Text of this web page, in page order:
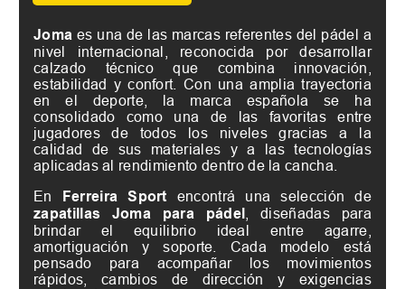
Joma es una de las marcas referentes del pádel a
nivel internacional, reconocida por desarrollar
calzado técnico que combina innovación,
estabilidad y confort. Con una amplia trayectoria
en el deporte, la marca española se ha
consolidado como una de las favoritas entre
jugadores de todos los niveles gracias a la
calidad de sus materiales y a las tecnologías
aplicadas al rendimiento dentro de la cancha.
En Ferreira Sport encontrá una selección de
zapatillas Joma para pádel , diseñadas para
brindar el equilibrio ideal entre agarre,
amortiguación y soporte. Cada modelo está
pensado para acompañar los movimientos
rápidos, cambios de dirección y exigencias